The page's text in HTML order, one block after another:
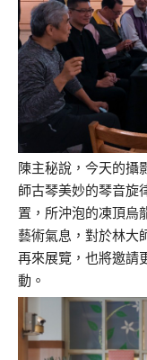
陳主秘說，今天的攝
師古琴美妙的琴音旋
置，所沖泡的凍頂烏
藝術氣息，對於林大
再來展覽，也將邀請
動。